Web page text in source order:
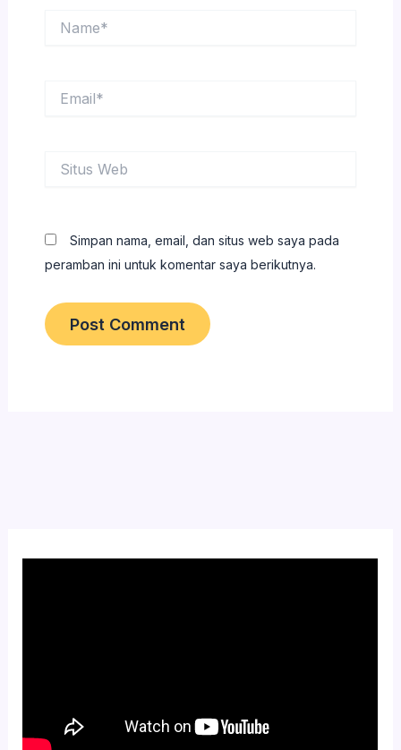
Web
Simpan nama, email, dan situs web saya pada
peramban ini untuk komentar saya berikutnya.